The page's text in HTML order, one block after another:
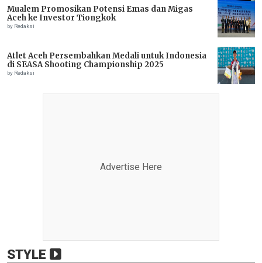
Mualem Promosikan Potensi Emas dan Migas
Aceh ke Investor Tiongkok
by Redaksi
Atlet Aceh Persembahkan Medali untuk Indonesia
di SEASA Shooting Championship 2025
by Redaksi
Advertise Here
STYLE